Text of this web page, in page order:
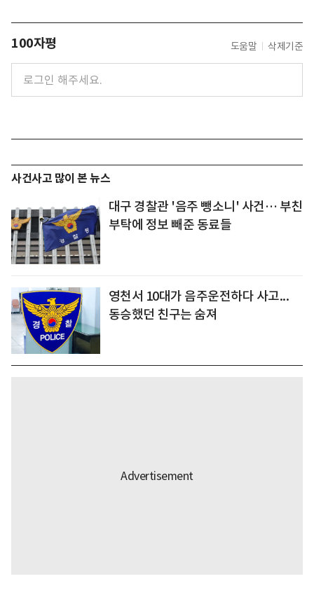
100자평 도움말 삭제기준
사건사고 많이 본 뉴스
대구 경찰관 '음주 뺑소니' 사건… 부친
부탁에 정보 빼준 동료들
영천서 10대가 음주운전하다 사고...
동승했던 친구는 숨져